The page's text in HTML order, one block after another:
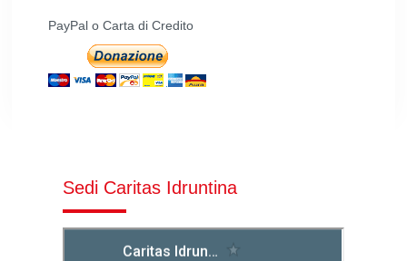
PayPal o Carta di Credito
Sedi Caritas Idruntina